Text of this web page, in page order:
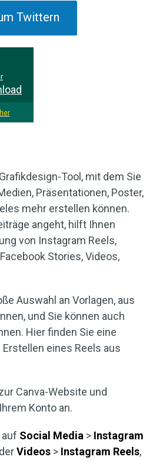
Twittern
Tool, mit dem Sie
Präsentationen, Poster,
mehr erstellen können.
angeht, hilft Ihnen
von Instagram Reels,
Stories, Videos,
Auswahl an Vorlagen, aus
und Sie können auch
Hier finden Sie eine
eines Reels aus
Canva-Website und
Konto an.
Social Media > Instagram
Videos > Instagram Reels,